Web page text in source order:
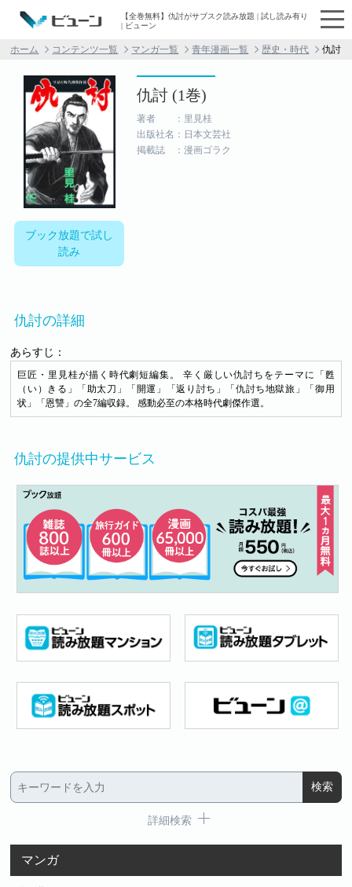
【全巻無料】仇討がサブスク読み放題 | 試し読み有り
| ビューン
ホーム コンテンツ一覧 マンガ一覧 青年漫画一覧 歴史・時代 仇討
ブック放題で試し
読み
仇討 (1巻)
著者 ：里見桂
出版社名：日本文芸社
掲載誌 ：漫画ゴラク
仇討の詳細
あらすじ：
巨匠・里見桂が描く時代劇短編集。 辛く厳しい仇討ちをテーマに「甦
（い）きる」「助太刀」「開運」「返り討ち」「仇討ち地獄旅」「御用
状」「恩讐」の全7編収録。 感動必至の本格時代劇傑作選。
仇討の提供中サービス
詳細検索
マンガ